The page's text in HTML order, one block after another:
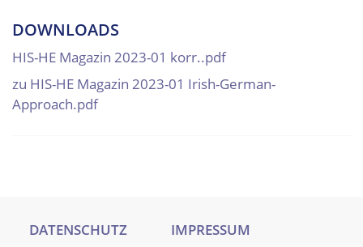
DOWNLOADS
HIS-HE Magazin 2023-01 korr..pdf
zu HIS-HE Magazin 2023-01 Irish-German-
Approach.pdf
DATENSCHUTZ IMPRESSUM